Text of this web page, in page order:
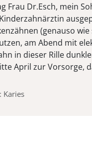
Frau Dr.Esch, mein
(genauso
am Abend mit
in dieser Rille
April zur Vorsorge,
Karies